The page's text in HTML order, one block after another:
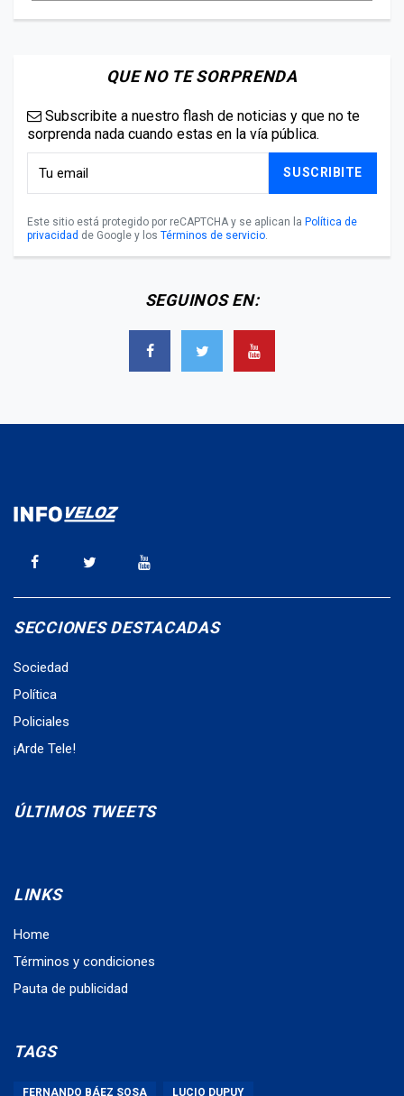
QUE NO TE SORPRENDA
Subscribite a nuestro flash de noticias y que no te
sorprenda nada cuando estas en la vía pública.
SUSCRIBITE
Este sitio está protegido por reCAPTCHA y se aplican la Política de
privacidad de Google y los Términos de servicio.
SEGUINOS EN:
SECCIONES DESTACADAS
Sociedad
Política
Policiales
¡Arde Tele!
ÚLTIMOS TWEETS
LINKS
Home
Términos y condiciones
Pauta de publicidad
TAGS
FERNANDO BÁEZ SOSA LUCIO DUPUY